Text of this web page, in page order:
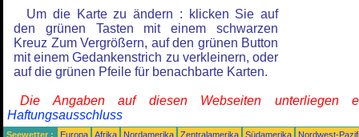
Um die Karte zu ändern : klicken Sie auf
den grünen Tasten mit einem schwarzen
Kreuz Zum Vergrößern, auf den grünen Button
mit einem Gedankenstrich zu verkleinern, oder
auf die grünen Pfeile für benachbarte Karten.
Die Angaben auf diesen Webseiten unterliegen
Haftungsausschluss
Seewetter : Europa Afrika Nordamerika Zentralamerika Südamerika
Nordwest-